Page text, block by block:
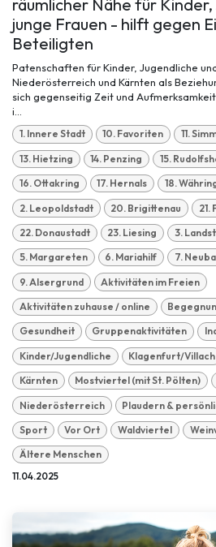
räumlicher Nähe für
junge Frauen - hilft gegen
Beteiligten
Patenschaften für Kinder, Jugendliche
Niederösterreich und Kärnten als
sich gegenseitig Zeit und
i...
1. Innere Stadt 10. Favoriten 11.
13. Hietzing 14. Penzing 15.
16. Ottakring 17. Hernals 18.
2. Leopoldstadt 20. Brigittenau
22. Donaustadt 23. Liesing 3.
5. Margareten 6. Mariahilf 7.
9. Alsergrund Aktivitäten im Freien
Aktivitäten zuhause / online
Gesundheit Gruppenaktivitäten
Kinder/Jugendliche Klagenfurt/Villach
Kärnten Mostviertel (mit St. Pölten)
Niederösterreich Plaudern &
Sport Vor Ort Waldviertel
Ältere Menschen
11.04.2025